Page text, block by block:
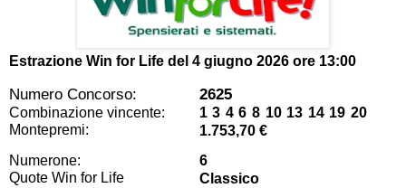
Estrazione Win for Life del 4 giugno 2026 ore 13:00
Numero Concorso: 2625
Combinazione vincente:
1 3 4 6 8 10 13 14 19 20
Montepremi:
1.753,70 €
Numerone:
6
Quote Win for Life
Classico